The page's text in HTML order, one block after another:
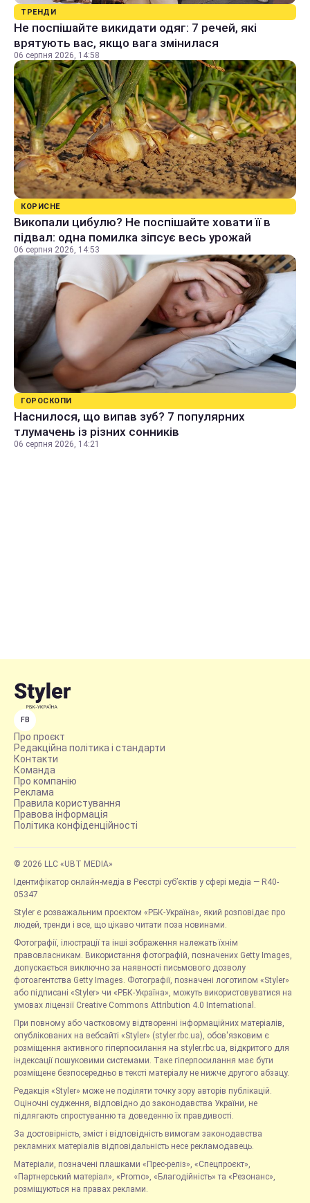
ТРЕНДИ
Не поспішайте викидати одяг: 7 речей, які
врятують вас, якщо вага змінилася
06 серпня 2026, 14:58
КОРИСНЕ
Викопали цибулю? Не поспішайте ховати її в
підвал: одна помилка зіпсує весь урожай
06 серпня 2026, 14:53
ГОРОСКОПИ
Наснилося, що випав зуб? 7 популярних
тлумачень із різних сонників
06 серпня 2026, 14:21
FB
Про проєкт
Редакційна політика і стандарти
Контакти
Команда
Про компанію
Реклама
Правила користування
Правова інформація
Політика конфіденційності
© 2026 LLC «UBT MEDIA»
Ідентифікатор онлайн-медіа в Реєстрі суб’єктів у сфері медіа — R40-
05347
Styler є розважальним проєктом «РБК-Україна», який розповідає про
людей, тренди і все, що цікаво читати поза новинами.
Фотографії, ілюстрації та інші зображення належать їхнім
правовласникам. Використання фотографій, позначених Getty Images,
допускається виключно за наявності письмового дозволу
фотоагентства Getty Images. Фотографії, позначені логотипом «Styler»
або підписані «Styler» чи «РБК-Україна», можуть використовуватися на
умовах ліцензії Creative Commons Attribution 4.0 International.
При повному або частковому відтворенні інформаційних матеріалів,
опублікованих на вебсайті «Styler» (styler.rbc.ua), обов'язковим є
розміщення активного гіперпосилання на styler.rbc.ua, відкритого для
індексації пошуковими системами. Таке гіперпосилання має бути
розміщене безпосередньо в тексті матеріалу не нижче другого абзацу.
Редакція «Styler» може не поділяти точку зору авторів публікацій.
Оціночні судження, відповідно до законодавства України, не
підлягають спростуванню та доведенню їх правдивості.
За достовірність, зміст і відповідність вимогам законодавства
рекламних матеріалів відповідальність несе рекламодавець.
Матеріали, позначені плашками «Прес-реліз», «Спецпроєкт»,
«Партнерський матеріал», «Promo», «Благодійність» та «Резонанс»,
розміщуються на правах реклами.